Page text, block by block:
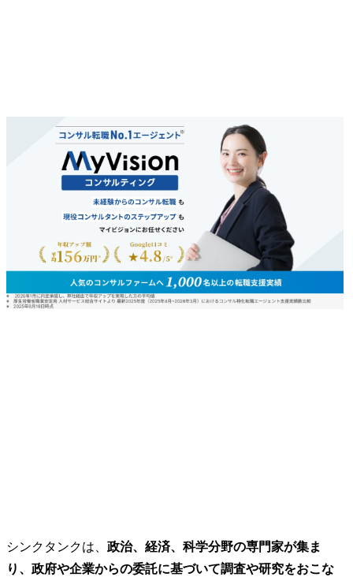
シンクタンクは、 政治、経済、科学分野の専門家が集ま
り、政府や企業からの委託に基づいて調査や研究をおこな